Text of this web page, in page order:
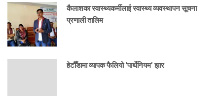
कैलाशका स्वास्थ्यकर्मीलाई स्वास्थ्य व्यवस्थापन सूचना
प्रणाली तालिम
हेटौँडामा व्यापक फैलियो ‘पार्थेनियम’ झार